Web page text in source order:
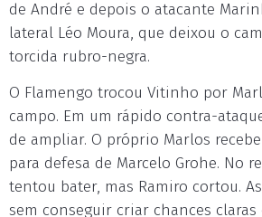
de André e depois o atacante
lateral Léo Moura, que deixou o
torcida rubro-negra.
O Flamengo trocou Vitinho por
campo. Em um rápido contra-
de ampliar. O próprio Marlos
para defesa de Marcelo Grohe. No
tentou bater, mas Ramiro cortou.
sem conseguir criar chances claras